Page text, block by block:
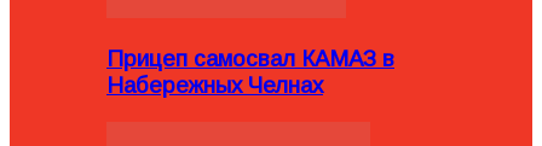
Прицеп самосвал КАМАЗ в
Набережных Челнах